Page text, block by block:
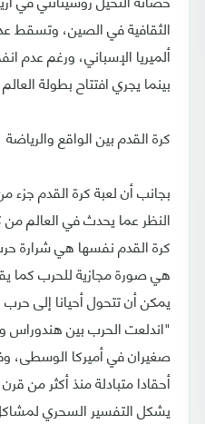
الثقافية في الصين، وتسقط
ألميريا الإسباني، ورغم عدم
بينما يجري افتتاح بطولة العالم
كرة القدم بين الواقع والرياضة
بجانب أن لعبة كرة القدم جزء
النظر عما يحدث في العالم
كرة القدم نفسها هي شرارة
هي صورة مجازية للحرب كما
"اندلعت الحرب بين هندوراس
صغيران في أميركا الوسطى،
أحقادا متبادلة منذ أكثر من
يشكل التفسير السحري